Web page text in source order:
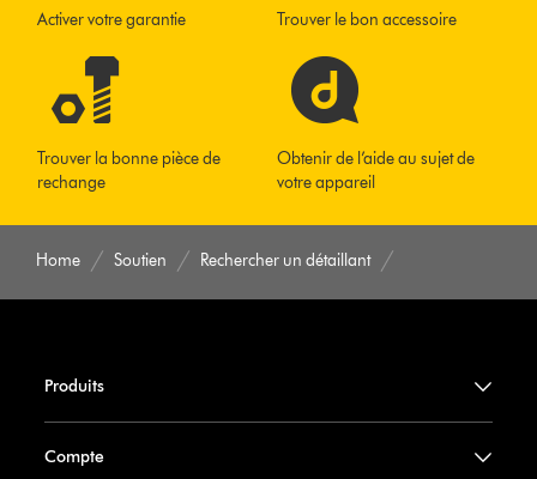
Activer votre garantie Trouver le bon accessoire
Trouver la bonne pièce de
rechange
Obtenir de l’aide au sujet de
votre appareil
Home Soutien Rechercher un détaillant
Produits
Compte